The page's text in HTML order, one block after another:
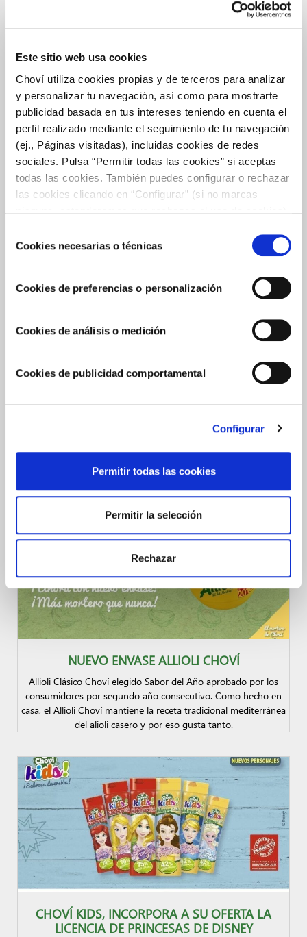
Este sitio web usa cookies
Choví utiliza cookies propias y de terceros para analizar
y personalizar tu navegación, así como para mostrarte
publicidad basada en tus intereses teniendo en cuenta el
perfil realizado mediante el seguimiento de tu navegación
(ej., Páginas visitadas), incluidas cookies de redes
sociales. Pulsa “Permitir todas las cookies” si aceptas
todas las cookies. También puedes configurar o rechazar
las cookies clicando en “Configurar” (si no marcas
COOKIES.
deCookies necesarias o técnicas
Cookies de preferencias o personalización
Cookies de análisis o medición
Cookies de publicidad comportamental
Configurar
Permitir todas las cookies
Permitir la selección
Rechazar
NUEVAS BOLSAS MONODOSIS CHOVÍ KIDS
Choví vuelve a innovar en la categoría de salsas lanzando una
bolsa de sobres monodosis que incluye un regalo sorpresa para
los niños. Choví Kids incorpora a su gama de salsas infantiles y
NUEVA GAMA SALSAS AJO NEGRO CHOVÍ
Toda la esencia de Choví con un toque único y diferente En
tendencias gastronómicas y de salud, lanzamos dos referencias
con el afamado Ajo Negro: Allioli Ajo
NUEVO ENVASE ALLIOLI CHOVÍ
Allioli Clásico Choví elegido Sabor del Año aprobado por los
consumidores por segundo año consecutivo. Como hecho en
casa, el Allioli Choví mantiene la receta tradicional mediterránea
del alioli casero y por eso gusta tanto.
CHOVÍ KIDS, INCORPORA A SU OFERTA LA
LICENCIA DE PRINCESAS DE DISNEY